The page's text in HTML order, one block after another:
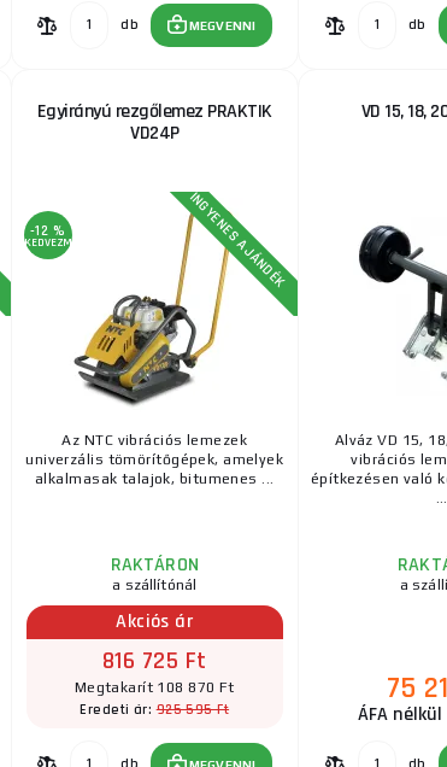
db MEGVENNI db
Egyirányú rezgőlemez PRAKTIK
VD24P
-12 %
KEDVEZMÉNY INGYENES AJÁNDÉK
Az NTC vibrációs lemezek
univerzális tömörítőgépek, amelyek
alkalmasak talajok, bitumenes ...
RAKTÁRON
a szállítónál
Akciós ár
816 725 Ft
Megtakarít 108 870 Ft
Eredeti ár:925 595 Ft
VD 15, 18,
Alváz VD 15,
vibrációs
építkezésen való
...
a
75
ÁFA